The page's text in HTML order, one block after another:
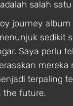
salah
journey
sedikit
Saya perlu
terpaling
the future.